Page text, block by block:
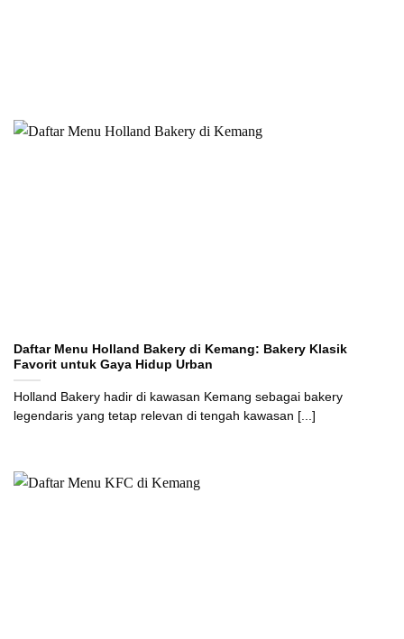
Daftar Menu Holland Bakery di Kemang: Bakery Klasik
Favorit untuk Gaya Hidup Urban
Holland Bakery hadir di kawasan Kemang sebagai bakery
legendaris yang tetap relevan di tengah kawasan [...]